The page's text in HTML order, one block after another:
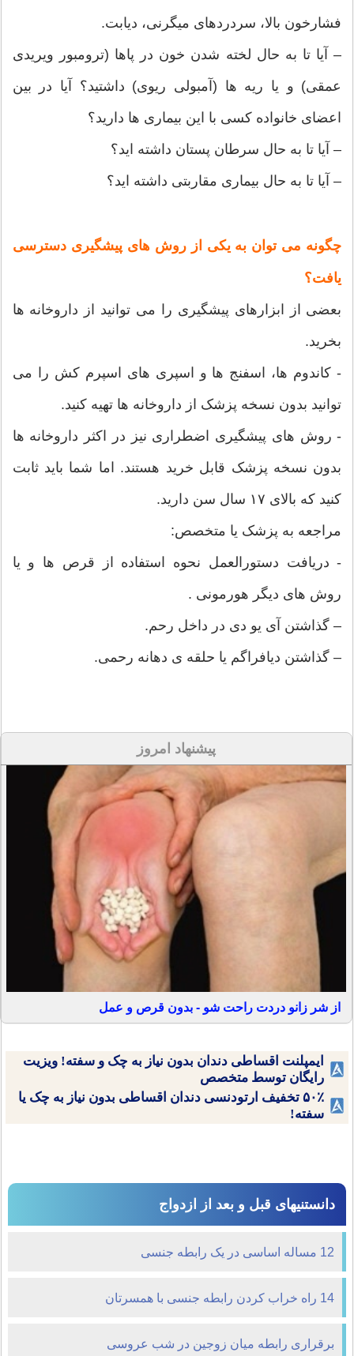
فشارخون بالا، سردردهای میگرنی، دیابت.
– آیا تا به حال لخته شدن خون در پاها (ترومبور ویریدی
عمقی) و یا ریه ها (آمبولی ریوی) داشتید؟ آیا در بین
اعضای خانواده کسی با این بیماری ها دارید؟
– آیا تا به حال سرطان پستان داشته اید؟
– آیا تا به حال بیماری مقاربتی داشته اید؟
چگونه می توان به یکی از روش های پیشگیری دسترسی
یافت؟
بعضی از ابزارهای پیشگیری را می توانید از داروخانه ها
بخرید.
- کاندوم ها، اسفنج ها و اسپری های اسپرم کش را می
توانید بدون نسخه پزشک از داروخانه ها تهیه کنید.
- روش های پیشگیری اضطراری نیز در اکثر داروخانه ها
بدون نسخه پزشک قابل خرید هستند. اما شما باید ثابت
کنید که بالای ۱۷ سال سن دارید.
مراجعه به پزشک یا متخصص:
- دریافت دستورالعمل نحوه استفاده از قرص ها و یا
روش های دیگر هورمونی .
– گذاشتن آی یو دی در داخل رحم.
– گذاشتن دیافراگم یا حلقه ی دهانه رحمی.
پیشنهاد امروز
از شر زانو دردت راحت شو - بدون قرص و عمل
ایمپلنت اقساطی دندان بدون نیاز به چک و سفته! ویزیت
رایگان توسط متخصص
۵۰٪ تخفیف ارتودنسی دندان اقساطی بدون نیاز به چک یا
سفته!
دانستنیهای قبل و بعد از ازدواج
12 مساله اساسی در یک رابطه جنسی
14 راه خراب کردن رابطه جنسی با همسرتان
برقراری رابطه میان زوجین در شب عروسی